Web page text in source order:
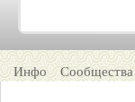
Инфо Сообщества